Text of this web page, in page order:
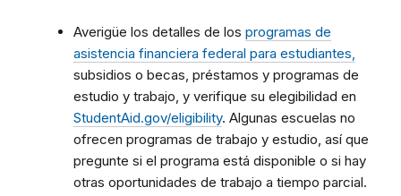
Averigüe los detalles de los programas de
asistencia financiera federal para estudiantes,
subsidios o becas, préstamos y programas de
estudio y trabajo, y verifique su elegibilidad en
StudentAid.gov/eligibility. Algunas escuelas no
ofrecen programas de trabajo y estudio, así que
pregunte si el programa está disponible o si hay
otras oportunidades de trabajo a tiempo parcial.